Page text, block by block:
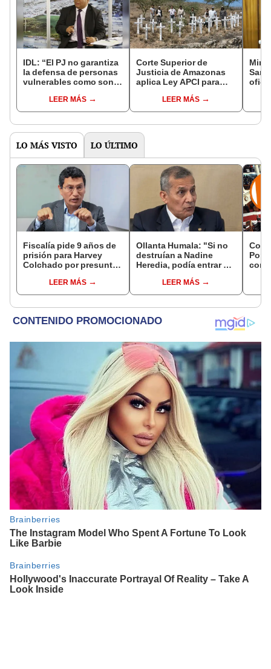
IDL: “El PJ no garantiza
la defensa de personas
vulnerables como son
indígenas”LEER MÁS
Corte Superior de
Justicia de Amazonas
aplica Ley APCI para
indígenas acusados por
el Baguazo
LEER MÁS
LO MÁS VISTO LO ÚLTIMO
Fiscalía pide 9 años de
prisión para Harvey
Colchado por presunta
incompatible y falsedad
ideológica
LEER MÁS
Ollanta Humala: "Si no
destruían a Nadine
Heredia, podía entrar en
LEER MÁS